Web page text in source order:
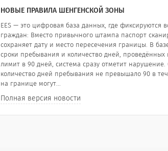
НОВЫЕ ПРАВИЛА ШЕНГЕНСКОЙ ЗОНЫ
EES — это цифровая база данных, где фиксируются
граждан: Вместо привычного штампа паспорт
сохраняет дату и место пересечения границы. В
сроки пребывания и количество дней,
лимит в 90 дней, система сразу отметит
количество дней пребывания не превышало 90 в
на границе могут...
Полная версия новости